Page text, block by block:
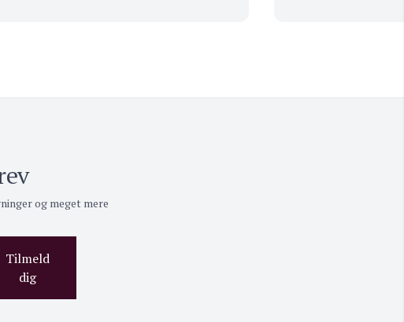
og meget mere
Tilmeld
dig